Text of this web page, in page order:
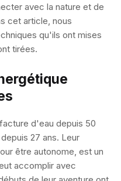
avec la nature et de
cet article, nous
qu'ils ont mises
tirées.
d'eau depuis 50
27 ans. Leur
être autonome, est un
accomplir avec